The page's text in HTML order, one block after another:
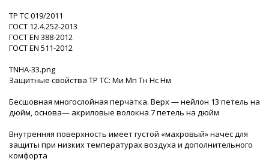
ТР ТС 019/2011
ГОСТ 12.4.252-2013
ГОСТ ЕN 388-2012
ГОСТ EN 511-2012
TNHA-33.png
Защитные свойства ТР ТС: Ми Мп Тн Нс Нм
Бесшовная многослойная перчатка. Верх — нейлон 13 петель на
дюйм, основа— акриловые волокна 7 петель на дюйм
Внутренняя поверхность имеет густой «махровый» начес для
защиты при низких температурах воздуха и дополнительного
комфорта